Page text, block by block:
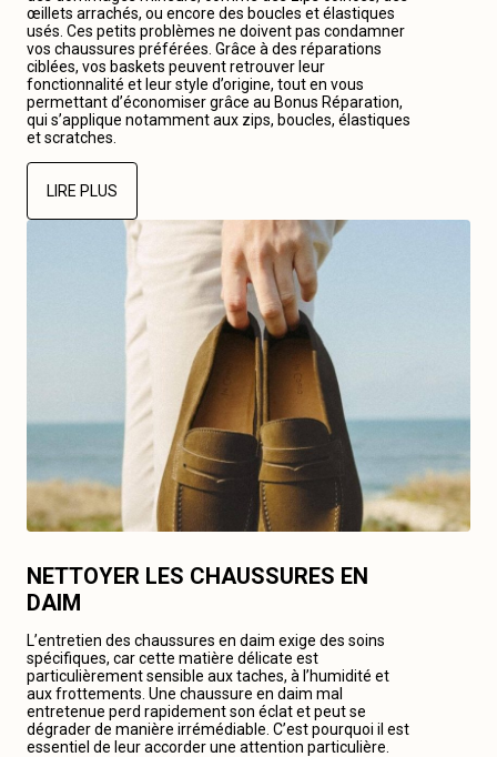
œillets arrachés, ou encore des boucles et élastiques
usés. Ces petits problèmes ne doivent pas condamner
vos chaussures préférées. Grâce à des réparations
ciblées, vos baskets peuvent retrouver leur
fonctionnalité et leur style d’origine, tout en vous
permettant d’économiser grâce au Bonus Réparation,
qui s’applique notamment aux zips, boucles, élastiques
et scratches.
LIRE PLUS
NETTOYER LES CHAUSSURES EN
DAIM
L’entretien des chaussures en daim exige des soins
spécifiques, car cette matière délicate est
particulièrement sensible aux taches, à l’humidité et
aux frottements. Une chaussure en daim mal
entretenue perd rapidement son éclat et peut se
dégrader de manière irrémédiable. C’est pourquoi il est
essentiel de leur accorder une attention particulière.